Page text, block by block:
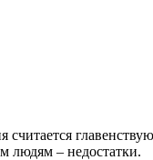
людям – недостатки.